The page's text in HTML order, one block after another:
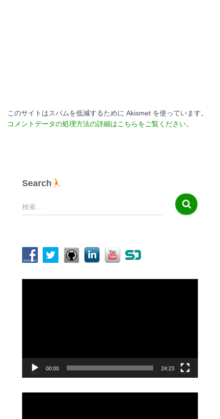
このサイトはスパムを低減するために Akismet を使っています。
コメントデータの処理方法の詳細はこちらをご覧ください。
Search
検
索
検索…
00:00 24:23